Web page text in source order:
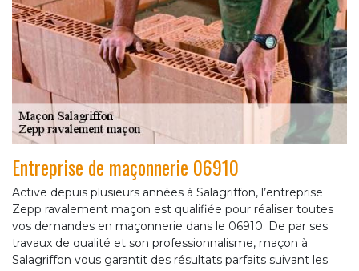
Entreprise de maçonnerie 06910
Active depuis plusieurs années à Salagriffon, l’entreprise
Zepp ravalement maçon est qualifiée pour réaliser toutes
vos demandes en maçonnerie dans le 06910. De par ses
travaux de qualité et son professionnalisme, maçon à
Salagriffon vous garantit des résultats parfaits suivant les